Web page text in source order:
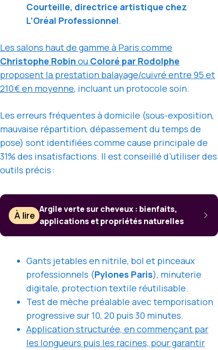
Courteille, directrice artistique chez
L’Oréal Professionnel.
Les salons haut de gamme à Paris comme
Christophe Robin ou Coloré par Rodolphe
proposent la prestation balayage/cuivré entre 95 et
210 €en moyenne, incluant un protocole soin.
Les erreurs fréquentes à domicile (sous-exposition,
mauvaise répartition, dépassement du temps de
pose) sont identifiées comme cause principale de
31% des insatisfactions. Il est conseillé d’utiliser des
outils précis :
À lire
Argile verte sur cheveux : bienfaits,
applications et propriétés naturelles
Gants jetables en nitrile, bol et pinceaux
professionnels (Pylones Paris), minuterie
digitale, protection textile réutilisable.
Test de mèche préalable avec temporisation
progressive sur 10, 20 puis 30 minutes.
Application structurée, en commençant par
les longueurs puis les racines, pour garantir